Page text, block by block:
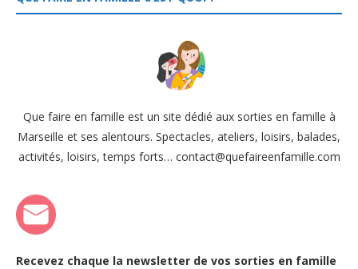
Que faire en famille est un site dédié aux sorties en famille à
Marseille et ses alentours. Spectacles, ateliers, loisirs, balades,
activités, loisirs, temps forts… contact@quefaireenfamille.com
Recevez chaque la newsletter de vos sorties en famille